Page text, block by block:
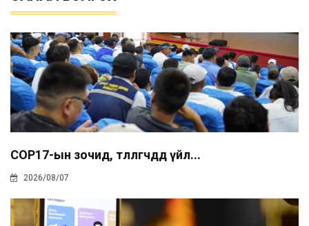
COP17-ын зочид, төлөөлөгчдөд үйл...
2026/08/07